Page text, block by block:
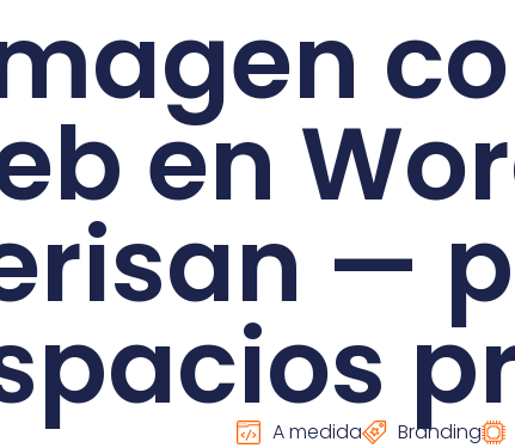
en
—
A medida Branding